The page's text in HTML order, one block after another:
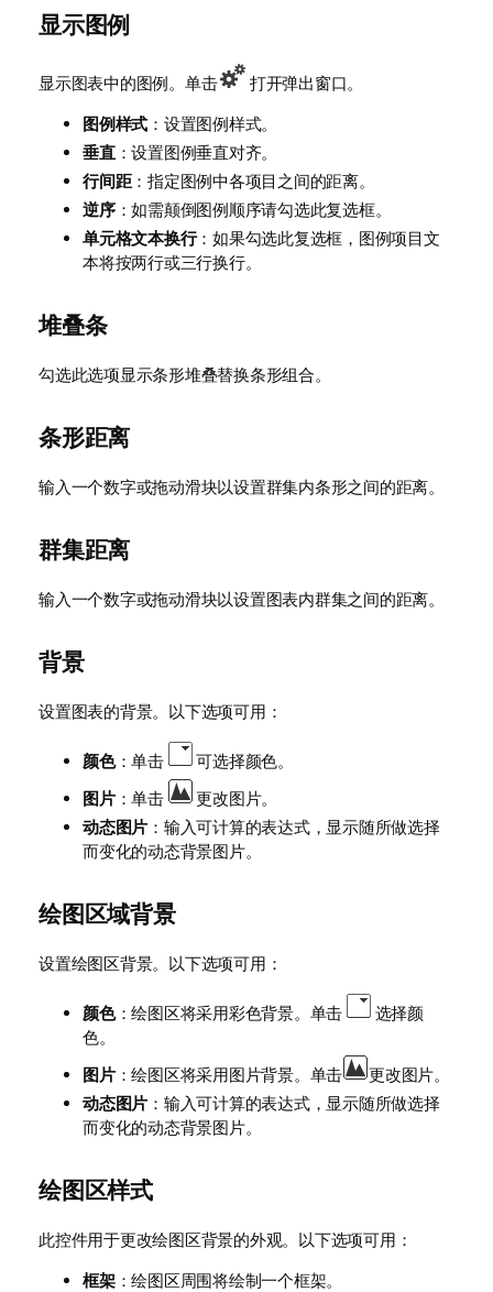
显示图例
显示图表中的图例。单击
打开弹出窗口。
图例样式 ：设置图例样式。
垂直：设置图例垂直对齐。
行间距：指定图例中各项目之间的距离。
逆序：如需颠倒图例顺序请勾选此复选框。
单元格文本换行：如果勾选此复选框，图例项目文
本将按两行或三行换行。
堆叠条
勾选此选项显示条形堆叠替换条形组合。
条形距离
输入一个数字或拖动滑块以设置群集内条形之间的距离。
群集距离
输入一个数字或拖动滑块以设置图表内群集之间的距离。
背景
设置图表的背景。以下选项可用：
颜色：单击
可选择颜色。
图片：单击
更改图片。
动态图片 ：输入可计算的表达式，显示随所做选择
而变化的动态背景图片。
绘图区域背景
设置绘图区背景。以下选项可用：
颜色：绘图区将采用彩色背景。单击
选择颜
色。
图片：绘图区将采用图片背景。单击
更改图片。
动态图片 ：输入可计算的表达式，显示随所做选择
而变化的动态背景图片。
绘图区样式
此控件用于更改绘图区背景的外观。以下选项可用：
框架：绘图区周围将绘制一个框架。